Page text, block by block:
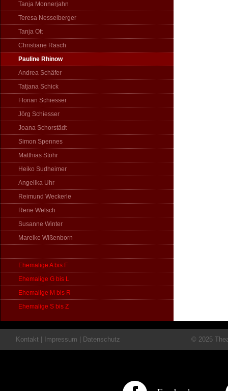
Tanja Monnerjahn
Teresa Nesselberger
Tanja Ott
Christiane Rasch
Pauline Rhinow
Andrea Schäfer
Tatjana Schick
Florian Schiesser
Jörg Schiesser
Joana Schorstädt
Simon Spennes
Matthias Stöhr
Heiko Sudheimer
Angelika Uhr
Reimund Weckerle
Rene Welsch
Susanne Winter
Mareike Wißenborn
Ehemalige A bis F
Ehemalige G bis L
Ehemalige M bis R
Ehemalige S bis Z
Kontakt Impressum Datenschutz © 2025